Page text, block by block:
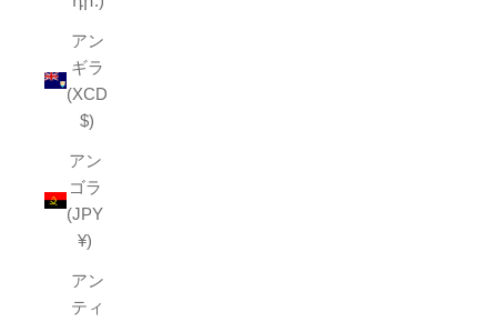
アン
ギラ
(XCD
$)
アン
ゴラ
(JPY
¥)
アン
ティ